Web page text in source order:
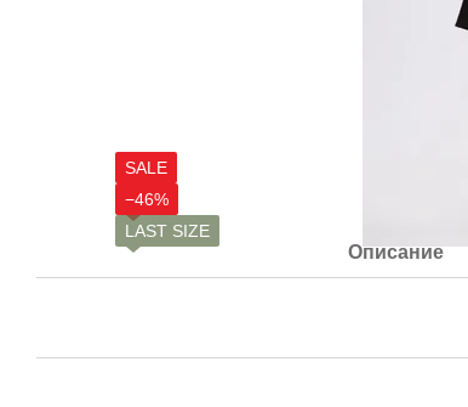
SALE
−46%
LAST SIZE
Описание